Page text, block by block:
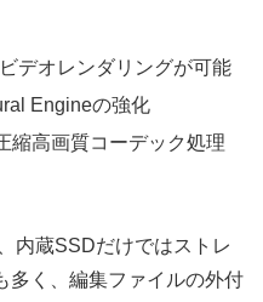
デオレンダリングが可能
Engineの強化
縮高画質コーデック処理
内蔵SSDだけではストレ
多く、編集ファイルの外付